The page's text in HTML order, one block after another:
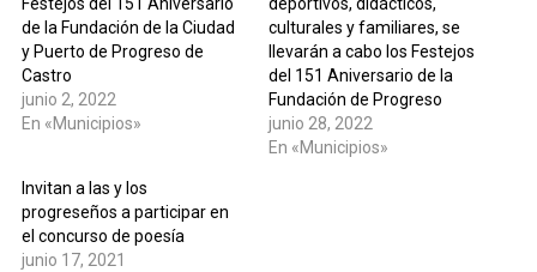
de la Fundación de la Ciudad
y Puerto de Progreso de
Castro
junio 2, 2022
En «Municipios»
culturales y familiares, se
llevarán a cabo los Festejos
del 151 Aniversario de la
Fundación de Progreso
junio 28, 2022
En «Municipios»
Invitan a las y los
progreseños a participar en
el concurso de poesía
junio 17, 2021